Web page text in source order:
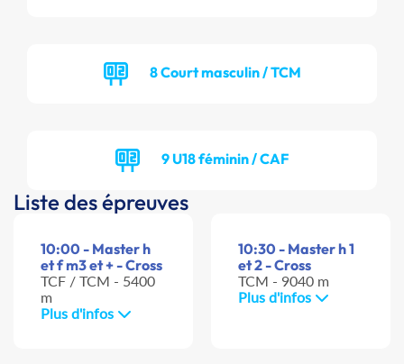
8 Court masculin / TCM
9 U18 féminin / CAF
Liste des épreuves
10:00 - Master h
et f m3 et + - Cross
TCF / TCM - 5400
m
Plus d'infos
10:30 - Master h 1
et 2 - Cross
TCM - 9040 m
Plus d'infos